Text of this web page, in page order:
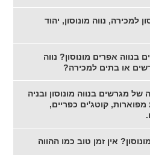
למכירה, נווה מונוסון, יהוד
בנווה אפרים מונוסון? נווה
או בתים למכירה?
מגרשים בנווה מונוסון ובניה
קוטג'ים כפריים,
אין זמן טוב כמו ההווה